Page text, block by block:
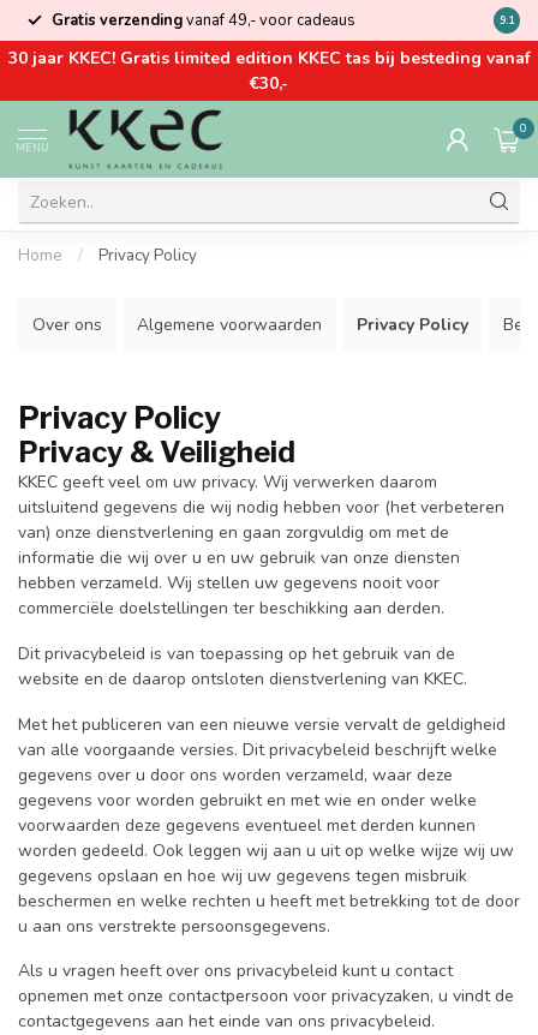
Gratis verzendingvanaf 49,- voor cadeaus Kom
9.1
30 jaar KKEC! Gratis limited edition KKEC tas bij besteding vanaf
€30,-
MENU
0
Home / Privacy Policy
Over ons Algemene voorwaarden Privacy Policy
Privacy Policy
Privacy & Veiligheid
KKEC geeft veel om uw privacy. Wij verwerken daarom
uitsluitend gegevens die wij nodig hebben voor (het verbeteren
van) onze dienstverlening en gaan zorgvuldig om met de
informatie die wij over u en uw gebruik van onze diensten
hebben verzameld. Wij stellen uw gegevens nooit voor
commerciële doelstellingen ter beschikking aan derden.
Dit privacybeleid is van toepassing op het gebruik van de
website en de daarop ontsloten dienstverlening van KKEC.
Met het publiceren van een nieuwe versie vervalt de geldigheid
van alle voorgaande versies. Dit privacybeleid beschrijft welke
gegevens over u door ons worden verzameld, waar deze
gegevens voor worden gebruikt en met wie en onder welke
voorwaarden deze gegevens eventueel met derden kunnen
worden gedeeld. Ook leggen wij aan u uit op welke wijze wij uw
gegevens opslaan en hoe wij uw gegevens tegen misbruik
beschermen en welke rechten u heeft met betrekking tot de door
u aan ons verstrekte persoonsgegevens.
Als u vragen heeft over ons privacybeleid kunt u contact
opnemen met onze contactpersoon voor privacyzaken, u vindt de
contactgegevens aan het einde van ons privacybeleid.